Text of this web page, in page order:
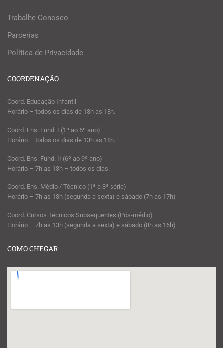
Trabalhe Conosco
Parcerias
Política de Privacidade
COORDENAÇÃO
Coord. Educação Infantil
Horário – todos os dias de 13h as 18h.
Coord. Ens. Fund. I (1º ao 5º ano)
Horário – todos os dias de 13h as 18h.
Coord. Ens. Fund. II (6º ao 9º ano)
Horário – 7h as 13h – todos os dias.
Coord. Ens. Médio / Técnico (1ª a 3ª série)
Horário – 7h as 13h (segunda a sexta) e sábado (7h as 17h)
Coord. Cursos Técnicos Subsequentes (Pós-médio)
Horário – 7h as 13h (segunda a sexta) e sábado (8h as 16h)
COMO CHEGAR